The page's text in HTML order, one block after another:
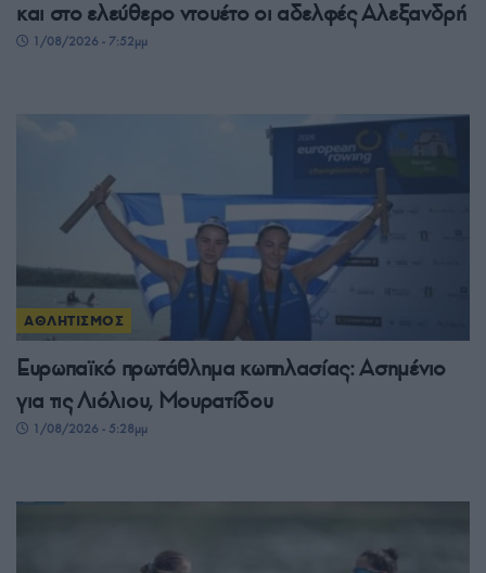
και στο ελεύθερο ντουέτο οι αδελφές Αλεξανδρή
1/08/2026 - 7:52μμ
ΑΘΛΗΤΙΣΜΟΣ
Ευρωπαϊκό πρωτάθλημα κωπηλασίας: Ασημένιο
για τις Λιόλιου, Μουρατίδου
1/08/2026 - 5:28μμ